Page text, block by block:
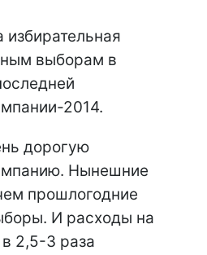
избирательная
выборам в
2014.
дорогую
Нынешние
прошлогодние
И расходы на
в 2,5-3 раза